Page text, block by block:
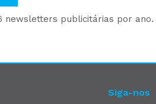
publicitárias por
Siga-nos